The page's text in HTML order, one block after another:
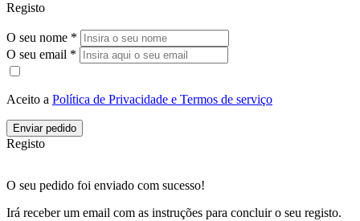
Registo
O seu nome *
O seu email *
Aceito a Política de Privacidade e Termos de serviço
Enviar pedido
Registo
O seu pedido foi enviado com sucesso!
Irá receber um email com as instruções para concluir o seu registo.